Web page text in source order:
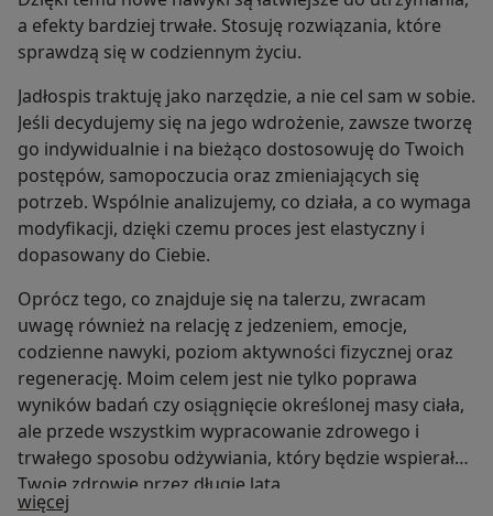
a efekty bardziej trwałe. Stosuję rozwiązania, które
sprawdzą się w codziennym życiu.
Jadłospis traktuję jako narzędzie, a nie cel sam w sobie.
Jeśli decydujemy się na jego wdrożenie, zawsze tworzę
go indywidualnie i na bieżąco dostosowuję do Twoich
postępów, samopoczucia oraz zmieniających się
potrzeb. Wspólnie analizujemy, co działa, a co wymaga
modyfikacji, dzięki czemu proces jest elastyczny i
dopasowany do Ciebie.
Oprócz tego, co znajduje się na talerzu, zwracam
uwagę również na relację z jedzeniem, emocje,
codzienne nawyki, poziom aktywności fizycznej oraz
regenerację. Moim celem jest nie tylko poprawa
wyników badań czy osiągnięcie określonej masy ciała,
ale przede wszystkim wypracowanie zdrowego i
trwałego sposobu odżywiania, który będzie wspierał
Twoje zdrowie przez długie lata.
więcej